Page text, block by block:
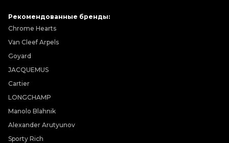
Рекомендованные бренды:
Chrome Hearts
Van Cleef Arpels
Goyard
JACQUEMUS
Cartier
LONGCHAMP
Manolo Blahnik
Alexander Arutyunov
Sporty Rich